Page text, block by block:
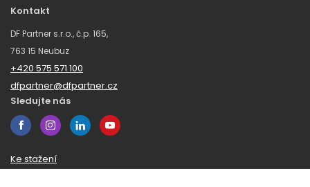
Kontakt
DF Partner s.r.o., č.p. 165,
763 15 Neubuz
+420 575 571 100
dfpartner@dfpartner.cz
Sledujte nás
Ke stažení